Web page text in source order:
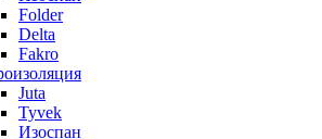
Folder
Delta
Fakro
Juta
Tyvek
Изоспан